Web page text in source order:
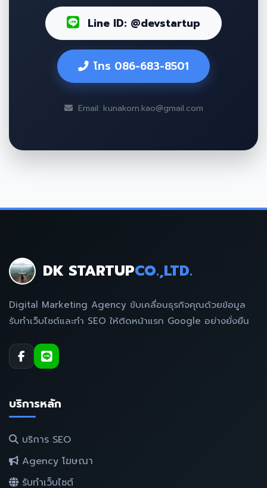
Line ID: @devstartup
โทร 086-683-8501
Email: kunakorn.kao@gmail.com
DK STARTUPCO.,LTD.
Digital Marketing Agency ขับเคลื่อนธุรกิจคุณด้วยข้อมูล
รับทำเว็บไซต์และทำ SEO ให้ติดหน้าแรก Google อย่างยั่งยืน
บริการหลัก
บริการ SEO
Agency โฆษณา
รับทำเว็บไซต์